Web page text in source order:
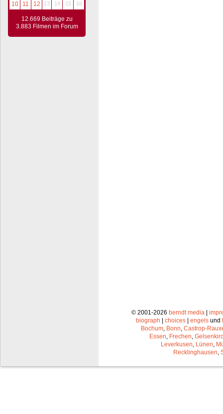
10
11 12 13 14 15 16
12.669 Beiträge zu
3.883 Filmen im Forum
© 2001-2026 berndt media |
biograph | choices | engels und
Bochum Bonn Castrop-
Essen Frechen
Leverkusen Lünen
Recklinghausen